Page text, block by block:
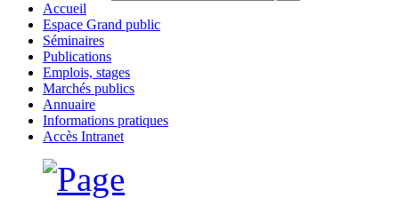
Accueil
Espace Grand public
Séminaires
Publications
Emplois, stages
Marchés publics
Annuaire
Informations pratiques
Accès Intranet